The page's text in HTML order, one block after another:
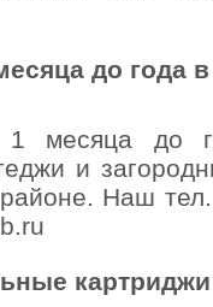
до года
месяца до
и
Наш
картриджи